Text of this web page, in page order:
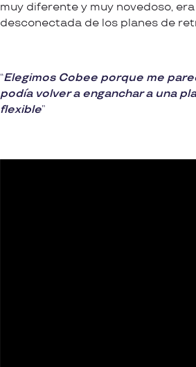
muy diferente y muy novedoso,
desconectada de los planes de
Elegimos Cobee porque me
podía volver a enganchar a una
flexible